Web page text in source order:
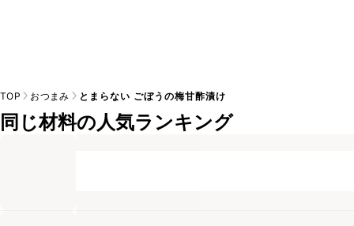
TOP おつまみ とまらない ごぼうの梅甘酢漬け
同じ材料の人気ランキング